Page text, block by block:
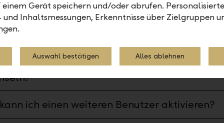
ich zwischen meinen Benutzern
ich einen weiteren Benutzer aktivieren?
Gerät speichern und/oder abrufen.
Inhaltsmessungen, Erkenntnisse über Zielgruppen
Auswahl bestätigen Alles ablehnen